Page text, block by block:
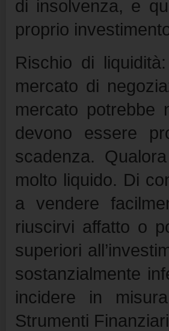
di insolvenza, e
proprio
Rischio di
mercato di
mercato potrebbe
devono essere
scadenza.
molto liquido. Di
a vendere
riuscirvi affatto o
superiori
sostanzialmente
incidere in
Strumenti Finanziari